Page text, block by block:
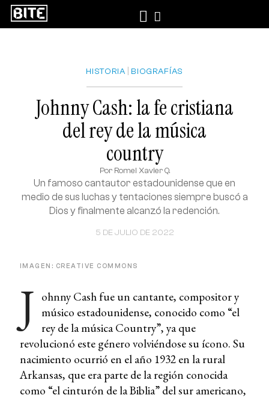
HISTORIA BIOGRAFÍAS
Johnny Cash: la fe cristiana
del rey de la música
country
Por Romel Xavier Q.
5 DE JULIO DE 2022
Un famoso cantautor estadounidense que en
medio de sus luchas y tentaciones siempre buscó a
Dios y finalmente alcanzó la redención.
IMAGEN: CREATIVE COMMONS
J ohnny Cash fue un cantante, compositor y
músico estadounidense, conocido como “el
rey de la música Country”, ya que
revolucionó este género volviéndose su ícono. Su
nacimiento ocurrió en el año 1932 en la rural
Arkansas, que era parte de la región conocida
como “el cinturón de la Biblia” del sur americano,